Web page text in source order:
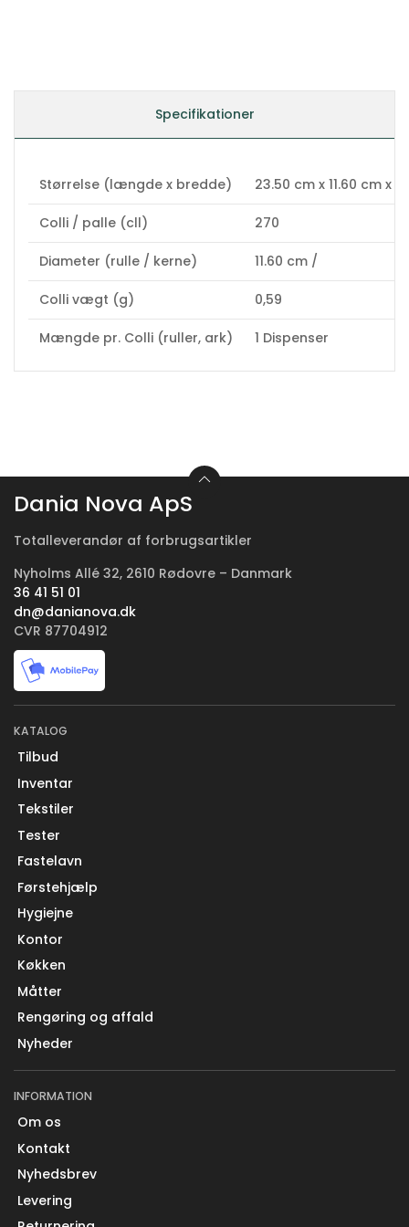
Specifikationer
Størrelse (længde x bredde) 23.50 cm x 11.60 cm x
Colli / palle (cll) 270
Diameter (rulle / kerne) 11.60 cm /
Colli vægt (g) 0,59
Mængde pr. Colli (ruller, ark) 1 Dispenser
Dania Nova ApS
Totalleverandør af forbrugsartikler
Nyholms Allé 32, 2610 Rødovre – Danmark
36 41 51 01
dn@danianova.dk
CVR 87704912
KATALOG
Tilbud
Inventar
Tekstiler
Tester
Fastelavn
Førstehjælp
Hygiejne
Kontor
Køkken
Måtter
Rengøring og affald
Nyheder
INFORMATION
Om os
Kontakt
Nyhedsbrev
Levering